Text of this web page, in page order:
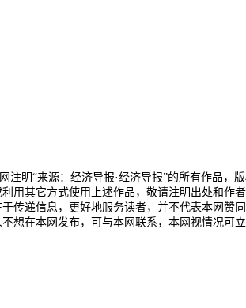
注明“来源：经济导报·经济导报”的所有作品，
用其它方式使用上述作品，敬请注明出处和作
传递信息，更好地服务读者，并不代表本网赞
想在本网发布，可与本网联系，本网视情况可